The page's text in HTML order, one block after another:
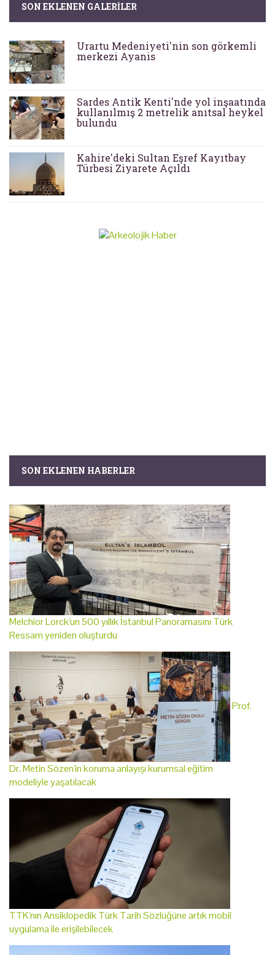
SON EKLENEN GALERILER
Urartu Medeniyeti'nin son görkemli
merkezi Ayanis
Sardes Antik Kenti'nde yol inşaatında
kullanılmış 2 metrelik anıtsal heykel
bulundu
Kahire'deki Sultan Eşref Kayıtbay
Türbesi Ziyarete Açıldı
SON EKLENEN HABERLER
Melchior Lorck'un 500 yıllık İstanbul Panoramasını Türk
Ressam yeniden oluşturdu
Prof.
Dr. Metin Sözen'in koruma anlayışı kurumsal eğitim
modeliyle yaşatılacak
TTK'nın Ansiklopedik Türk Tarih Sözlüğüne artık mobil
uygulama ile erişilebilecek